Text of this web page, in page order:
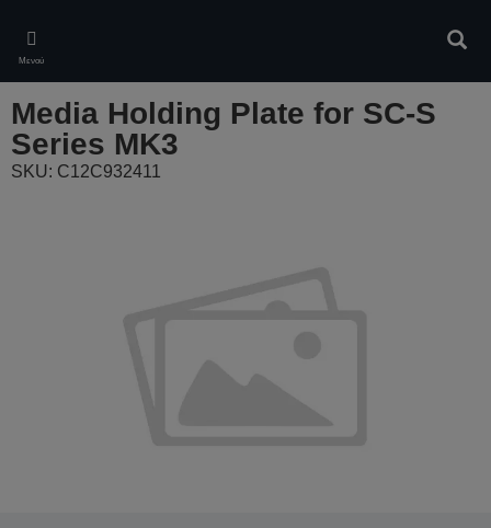
main
content
Μενού
Media Holding Plate for SC-S
Series MK3
SKU: C12C932411